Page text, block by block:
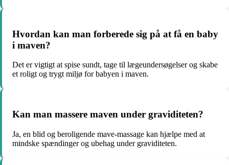
Hvordan kan man forberede sig på at få en baby
i maven?
Det er vigtigt at spise sundt, tage til lægeundersøgelser og skabe
et roligt og trygt miljø for babyen i maven.
Kan man massere maven under graviditeten?
Ja, en blid og beroligende mave-massage kan hjælpe med at
mindske spændinger og ubehag under graviditeten.